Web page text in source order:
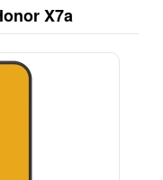
X7a